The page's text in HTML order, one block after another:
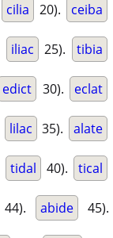
cilia 20). ceiba
iliac 25). tibia
edict 30). eclat
lilac 35). alate
tidal 40). tical
44). abide 45).